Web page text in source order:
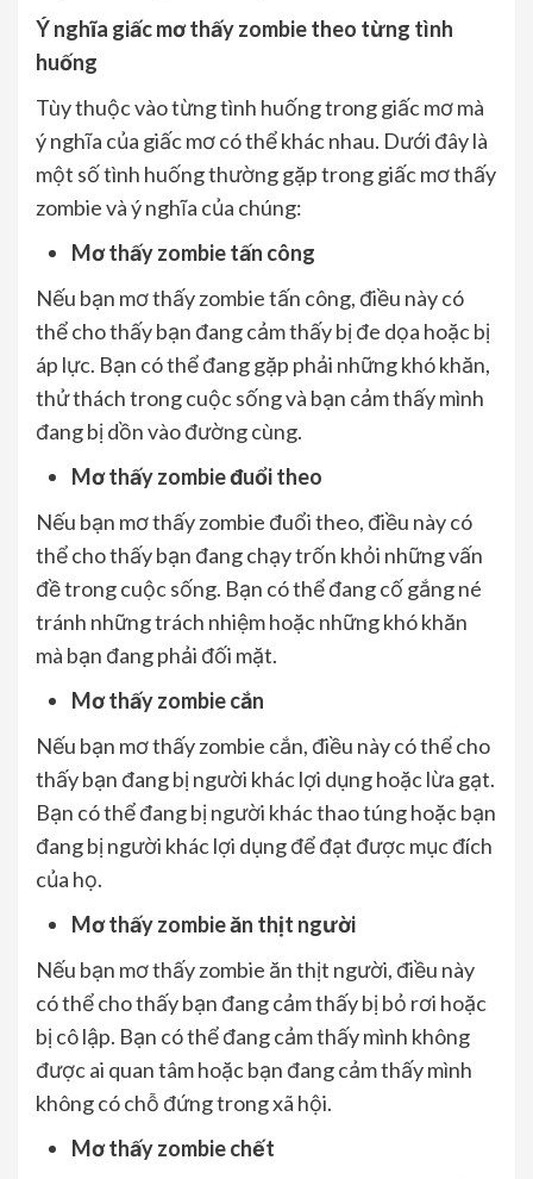
Ý nghĩa giấc mơ thấy zombie theo từng tình
huống
Tùy thuộc vào từng tình huống trong giấc mơ mà
ý nghĩa của giấc mơ có thể khác nhau. Dưới đây là
một số tình huống thường gặp trong giấc mơ thấy
zombie và ý nghĩa của chúng:
Mơ thấy zombie tấn công
Nếu bạn mơ thấy zombie tấn công, điều này có
thể cho thấy bạn đang cảm thấy bị đe dọa hoặc bị
áp lực. Bạn có thể đang gặp phải những khó khăn,
thử thách trong cuộc sống và bạn cảm thấy mình
đang bị dồn vào đường cùng.
Mơ thấy zombie đuổi theo
Nếu bạn mơ thấy zombie đuổi theo, điều này có
thể cho thấy bạn đang chạy trốn khỏi những vấn
đề trong cuộc sống. Bạn có thể đang cố gắng né
tránh những trách nhiệm hoặc những khó khăn
mà bạn đang phải đối mặt.
Mơ thấy zombie cắn
Nếu bạn mơ thấy zombie cắn, điều này có thể cho
thấy bạn đang bị người khác lợi dụng hoặc lừa gạt.
Bạn có thể đang bị người khác thao túng hoặc bạn
đang bị người khác lợi dụng để đạt được mục đích
của họ.
Mơ thấy zombie ăn thịt người
Nếu bạn mơ thấy zombie ăn thịt người, điều này
có thể cho thấy bạn đang cảm thấy bị bỏ rơi hoặc
bị cô lập. Bạn có thể đang cảm thấy mình không
được ai quan tâm hoặc bạn đang cảm thấy mình
không có chỗ đứng trong xã hội.
Mơ thấy zombie chết